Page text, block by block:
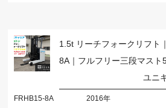
1.5t リーチフォークリフト
8A｜フルフリー三段マスト
ユニ
FRHB15-8A 2016年